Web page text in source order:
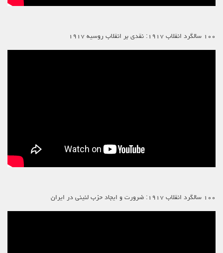
۱۰۰ سالگرد انقلاب ۱۹۱۷: نقدی بر انقلاب روسیه ۱۹۱۷
۱۰۰ سالگرد انقلاب ۱۹۱۷: ضرورت و ایجاد حزب لنینی در ایران